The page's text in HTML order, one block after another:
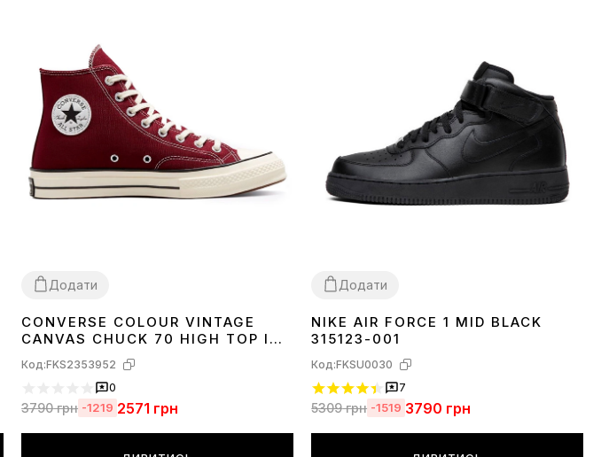
Додати
363738 3940 4142 4344
CONVERSE COLOUR VINTAGE
CANVAS CHUCK 70 HIGH TOP IN
DEEP BORDEAUX 171567C
Код:FKS2353952
0
3790грн -1219 2571 грн
Додати
3741 4243 4445
NIKE AIR FORCE 1 MID BLACK
315123-001
Код:FKSU0030
7
5309грн -1519 3790 грн